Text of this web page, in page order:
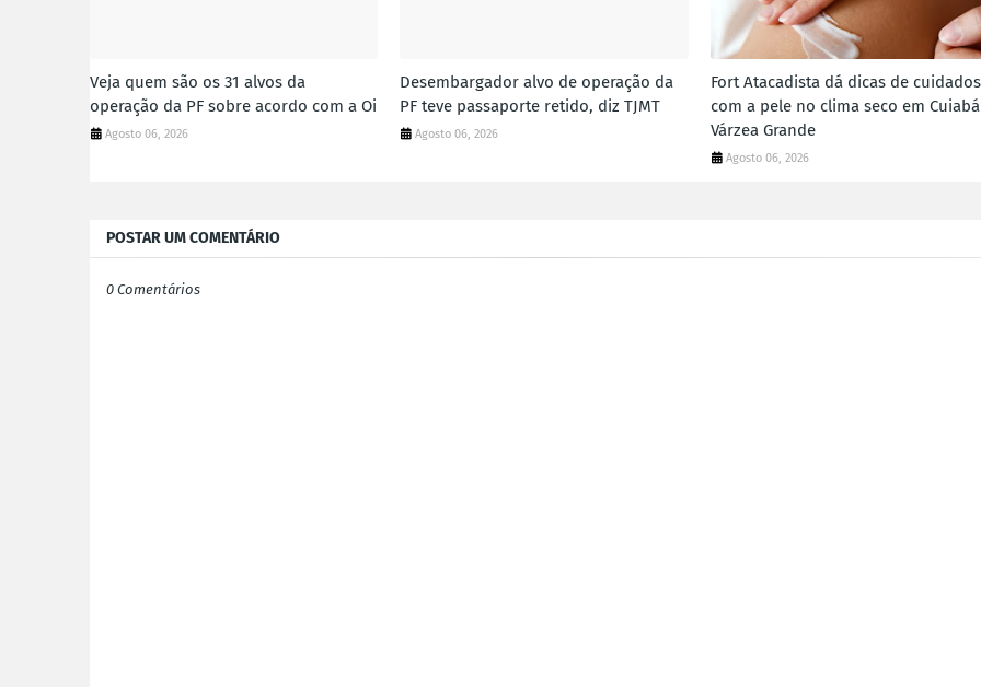
Veja quem são os 31 alvos da
operação da PF sobre acordo com a Oi
Agosto 06, 2026
Desembargador alvo de operação da
PF teve passaporte retido, diz TJMT
Agosto 06, 2026
Fort Atacadista dá dicas de cuidados
com a pele no clima seco em
Várzea Grande
Agosto 06, 2026
POSTAR UM COMENTÁRIO
0 Comentários